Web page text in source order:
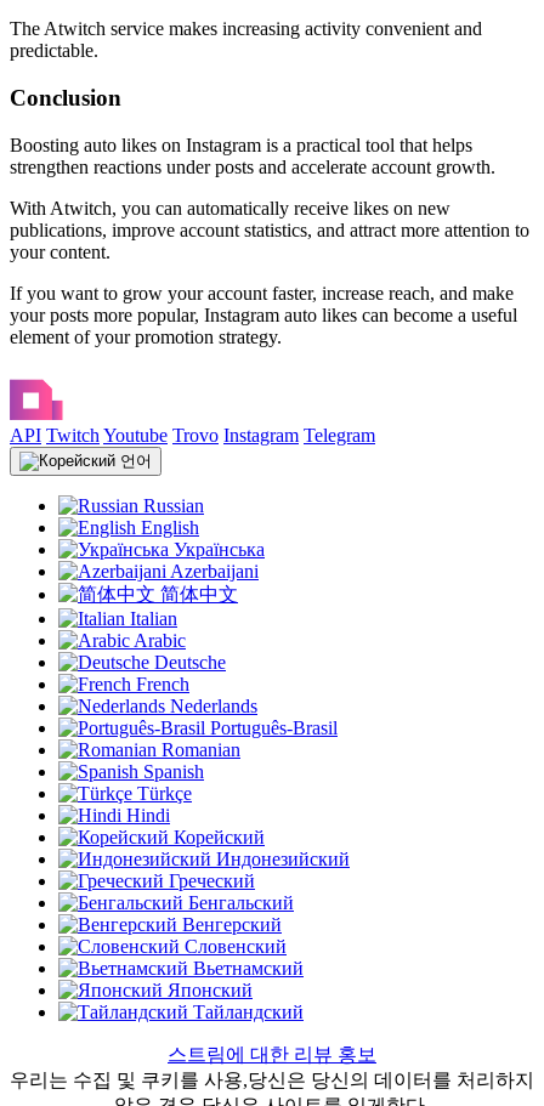
The Atwitch service makes increasing activity convenient and
predictable.
Conclusion
Boosting auto likes on Instagram is a practical tool that helps
strengthen reactions under posts and accelerate account growth.
With Atwitch, you can automatically receive likes on new
publications, improve account statistics, and attract more attention to
your content.
If you want to grow your account faster, increase reach, and make
your posts more popular, Instagram auto likes can become a useful
element of your promotion strategy.
API Twitch Youtube Trovo Instagram Telegram
언어
Russian
English
Українська
Azerbaijani
简体中文
Italian
Arabic
Deutsche
French
Nederlands
Português-Brasil
Romanian
Spanish
Türkçe
Hindi
Корейский
Индонезийский
Греческий
Бенгальский
Венгерский
Словенский
Вьетнамский
Японский
Тайландский
스트림에 대한 리뷰 홍보
우리는 수집 및 쿠키를 사용,당신은 당신의 데이터를 처리하지